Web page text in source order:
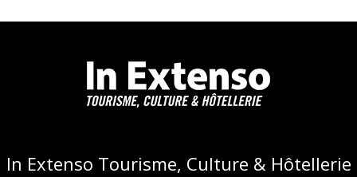
In Extenso Tourisme, Culture & Hôtellerie